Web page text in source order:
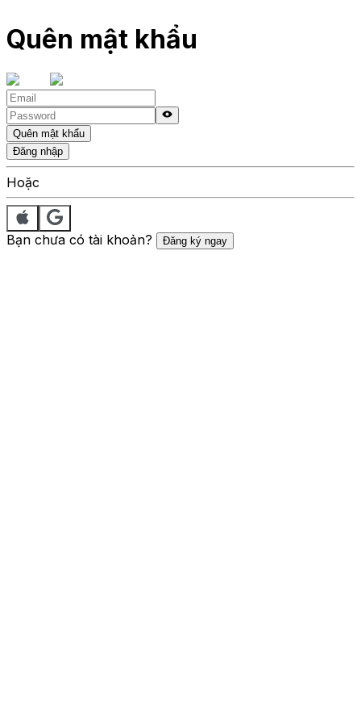
Quên mật khẩu
Quên mật khẩu
Đăng nhập
Hoặc
Bạn chưa có tài khoản? Đăng ký ngay